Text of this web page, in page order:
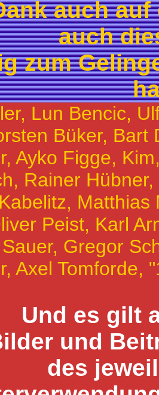
auch
auch
zum
Lun Bencic,
Büker,
Ayko Figge,
Rainer
Peist, Karl
Gregor
Axel Tomforde,
Und es gilt
und
des